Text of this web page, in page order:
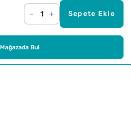
– + Sepete Ekle
Mağazada Bul